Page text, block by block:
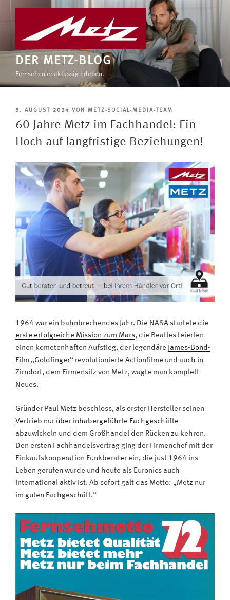
DER METZ-BLOG
Fernsehen erstklassig erleben.
VERÖFFENTLICHT
AM
8. AUGUST 2024 VON METZ-SOCIAL-MEDIA-TEAM
60 Jahre Metz im Fachhandel: Ein
Hoch auf langfristige Beziehungen!
1964 war ein bahnbrechendes Jahr. Die NASA startete die
erste erfolgreiche Mission zum Mars, die Beatles feierten
einen kometenhaften Aufstieg, der legendäre James-Bond-
Film „Goldfinger“ revolutionierte Actionfilme und auch in
Zirndorf, dem Firmensitz von Metz, wagte man komplett
Neues.
Gründer Paul Metz beschloss, als erster Hersteller seinen
Vertrieb nur über inhabergeführte Fachgeschäfte
abzuwickeln und dem Großhandel den Rücken zu kehren.
Den ersten Fachhandelsvertrag ging der Firmenchef mit der
Einkaufskooperation Funkberater ein, die just 1964 ins
Leben gerufen wurde und heute als Euronics auch
international aktiv ist. Ab sofort galt das Motto: „Metz nur
im guten Fachgeschäft.“